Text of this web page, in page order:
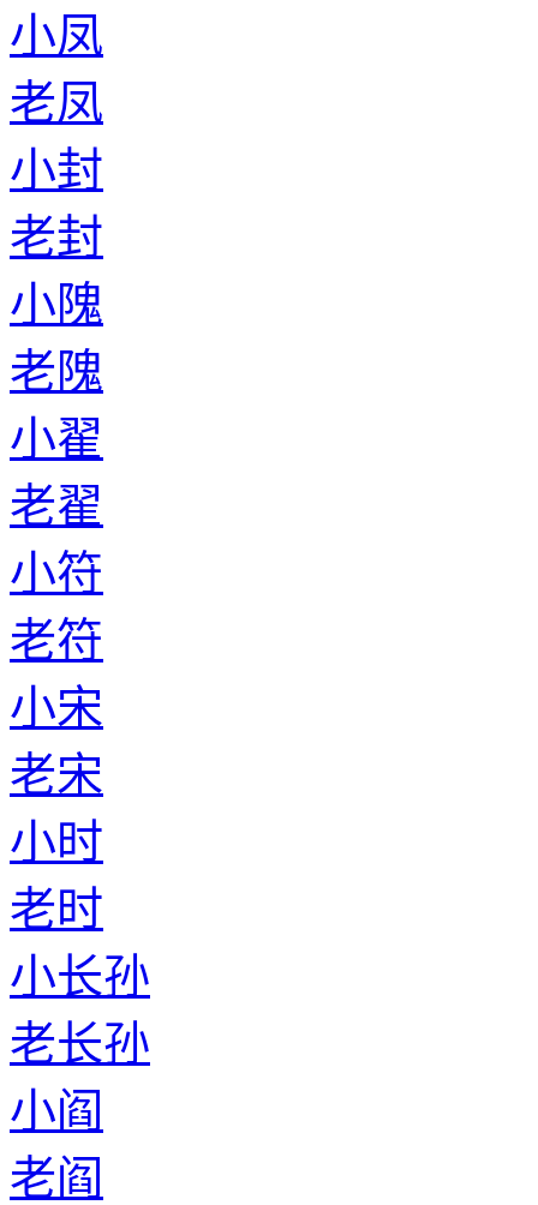
小凤
老凤
小封
老封
小隗
老隗
小翟
老翟
小符
老符
小宋
老宋
小时
老时
小长孙
老长孙
小阎
老阎